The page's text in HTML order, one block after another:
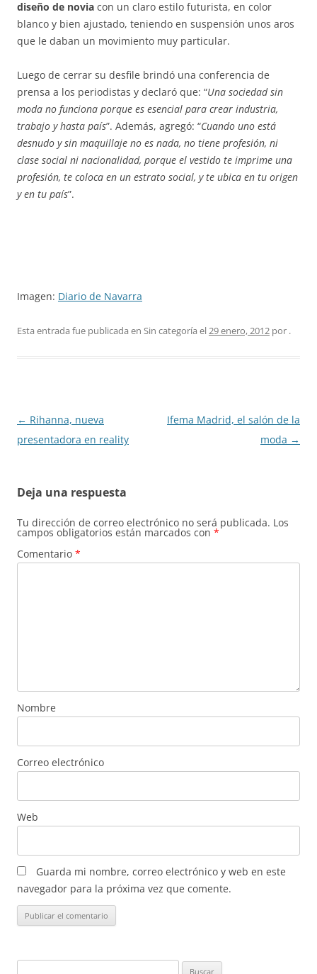
diseño de novia con un claro estilo futurista, en color
blanco y bien ajustado, teniendo en suspensión unos aros
que le daban un movimiento muy particular.
Luego de cerrar su desfile brindó una conferencia de
prensa a los periodistas y declaró que: “Una sociedad sin
moda no funciona porque es esencial para crear industria,
trabajo y hasta país”. Además, agregó: “Cuando uno está
desnudo y sin maquillaje no es nada, no tiene profesión, ni
clase social ni nacionalidad, porque el vestido te imprime una
profesión, te coloca en un estrato social, y te ubica en tu origen
y en tu país”.
Imagen: Diario de Navarra
Esta entrada fue publicada en Sin categoría el29 enero, 2012 por .
Navegación
de
← Rihanna, nueva
presentadora en reality
Ifema Madrid, el salón de la
moda →
Deja una respuesta
Tu dirección de correo electrónico no será publicada. Los
campos obligatorios están marcados con *
Comentario *
Nombre
Correo electrónico
Web
Guarda mi nombre, correo electrónico y web en este
navegador para la próxima vez que comente.